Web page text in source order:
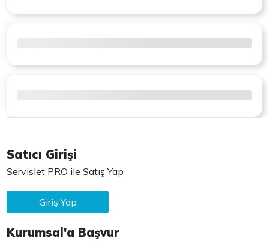
Satıcı Girişi
Servislet PRO ile Satış Yap
Giriş Yap
Kurumsal'a Başvur